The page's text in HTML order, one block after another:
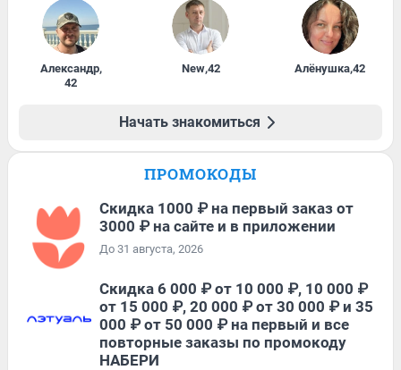
Александр,
42
New,42 Алёнушка,42
Начать знакомиться
ПРОМОКОДЫ
Скидка 1000 ₽ на первый заказ от
3000 ₽ на сайте и в приложении
До 31 августа, 2026
Скидка 6 000 ₽ от 10 000 ₽, 10 000 ₽
от 15 000 ₽, 20 000 ₽ от 30 000 ₽ и 35
000 ₽ от 50 000 ₽ на первый и все
повторные заказы по промокоду
НАБЕРИ